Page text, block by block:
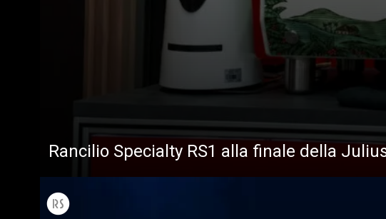
Rancilio Specialty RS1 alla finale della